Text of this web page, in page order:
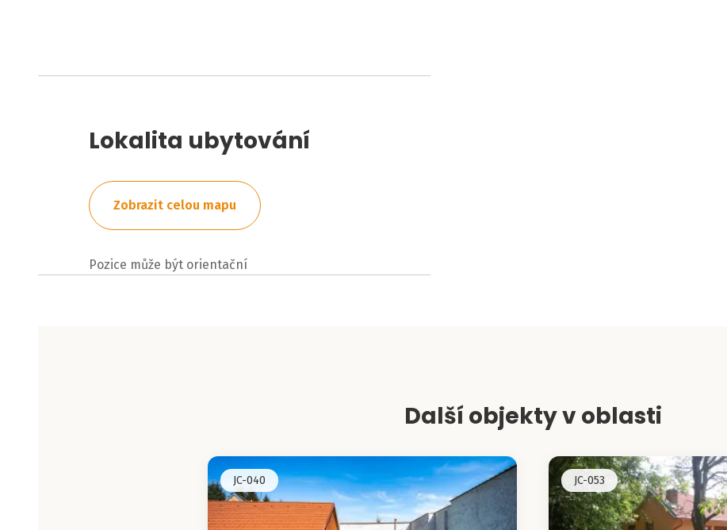
Lokalita ubytování
Zobrazit celou mapu
Pozice může být orientační
Další objekty v oblasti
JC-040 JC-053